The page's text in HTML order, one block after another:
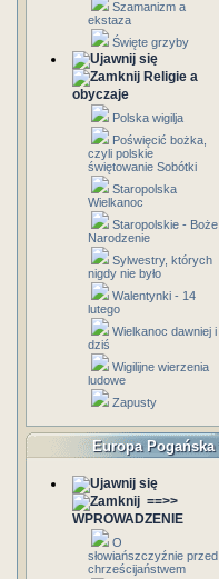
Szamanizm a
ekstaza
Święte grzyby
Religie a
obyczaje
Polska wigilja
Poświęcić bożka,
czyli polskie
świętowanie Sobótki
Staropolska
Wielkanoc
Staropolskie - Boże
Narodzenie
Sylwestry, których
nigdy nie było
Walentynki - 14
lutego
Wielkanoc dawniej i
dziś
Wigilijne wierzenia
ludowe
Zapusty
Europa Pogańska
==>>
WPROWADZENIE
O
słowiańszczyźnie przed
chrześcijaństwem